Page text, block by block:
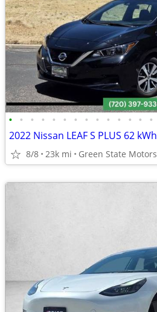
• • • • • • • • • • • • • •
8/8 23k mi Green State Motors